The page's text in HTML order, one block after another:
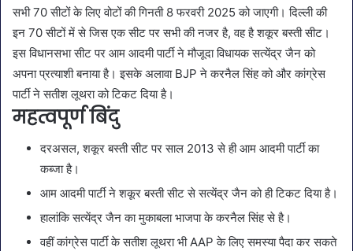
सभी 70 सीटों के लिए वोटों की गिनती 8 फरवरी 2025 को जाएगी। दिल्ली की
इन 70 सीटों में से जिस एक सीट पर सभी की नजर है, वह है शकूर बस्ती सीट।
इस विधानसभा सीट पर आम आदमी पार्टी ने मौजूदा विधायक सत्येंद्र जैन को
अपना प्रत्याशी बनाया है। इसके अलावा BJP ने करनैल सिंह को और कांग्रेस
पार्टी ने सतीश लूथरा को टिकट दिया है।
महत्वपूर्ण बिंदु
दरअसल, शकूर बस्ती सीट पर साल 2013 से ही आम आदमी पार्टी का
कब्जा है।
आम आदमी पार्टी ने शकूर बस्ती सीट से सत्येंद्र जैन को ही टिकट दिया है।
हालांकि सत्येंद्र जैन का मुकाबला भाजपा के करनैल सिंह से है।
वहीं कांग्रेस पार्टी के सतीश लूथरा भी AAP के लिए समस्या पैदा कर सकते